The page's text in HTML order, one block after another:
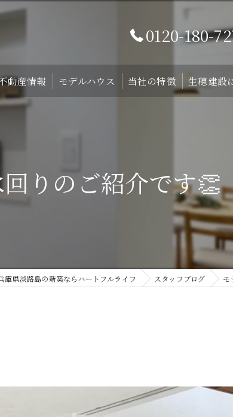
0120-180-
準装備
動産情報 モデルハウス
ご予約
当社の特徴
リフォーム
生穂建設
りのご紹介です👏
庫県淡路島の新築ならハートフルライフ スタッフブログ モ